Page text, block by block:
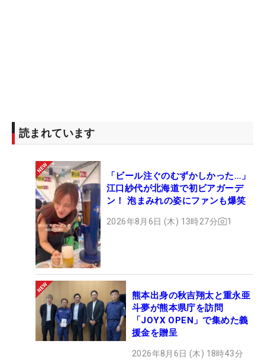
読まれています
「ビール注ぐのむずかしかった…」
江口紗代が北海道で初ビアガーデ
ン！ 泡まみれの姿にファンも爆笑
2026年8月6日 (木) 13時27分 1
熊本出身の秋吉翔太と重永亜
斗夢が熊本県庁を訪問
「JOYX OPEN」で集めた義
援金を贈呈
2026年8月6日 (木) 18時43分